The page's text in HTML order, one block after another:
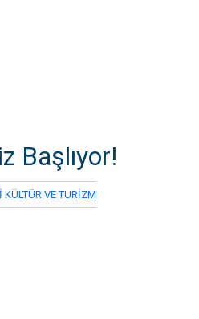
Başlıyor!
VE TURİZM